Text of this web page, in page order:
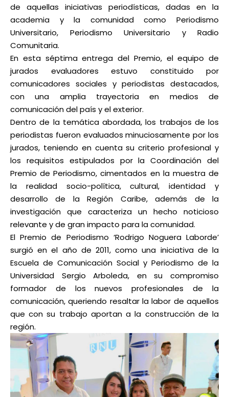
de aquellas iniciativas periodísticas, dadas en la
academia y la comunidad como Periodismo
Universitario, Periodismo Universitario y Radio
Comunitaria.
En esta séptima entrega del Premio, el equipo de
jurados evaluadores estuvo constituido por
comunicadores sociales y periodistas destacados,
con una amplia trayectoria en medios de
comunicación del país y el exterior.
Dentro de la temática abordada, los trabajos de los
periodistas fueron evaluados minuciosamente por los
jurados, teniendo en cuenta su criterio profesional y
los requisitos estipulados por la Coordinación del
Premio de Periodismo, cimentados en la muestra de
la realidad socio-política, cultural, identidad y
desarrollo de la Región Caribe, además de la
investigación que caracteriza un hecho noticioso
relevante y de gran impacto para la comunidad.
El Premio de Periodismo ‘Rodrigo Noguera Laborde’
surgió en el año de 2011, como una iniciativa de la
Escuela de Comunicación Social y Periodismo de la
Universidad Sergio Arboleda, en su compromiso
formador de los nuevos profesionales de la
comunicación, queriendo resaltar la labor de aquellos
que con su trabajo aportan a la construcción de la
región.